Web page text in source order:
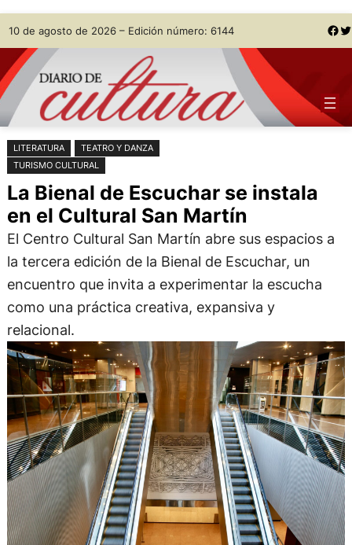
Saltar
al
contenido
Skip
to
content
10 de agosto de 2026 – Edición número: 6144 Facebook Twitter
LITERATURA
TEATRO Y DANZA
TURISMO CULTURAL
La Bienal de Escuchar se instala
en el Cultural San Martín
El Centro Cultural San Martín abre sus espacios a
la tercera edición de la Bienal de Escuchar, un
encuentro que invita a experimentar la escucha
como una práctica creativa, expansiva y
relacional.